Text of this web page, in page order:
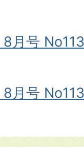
月号
月号